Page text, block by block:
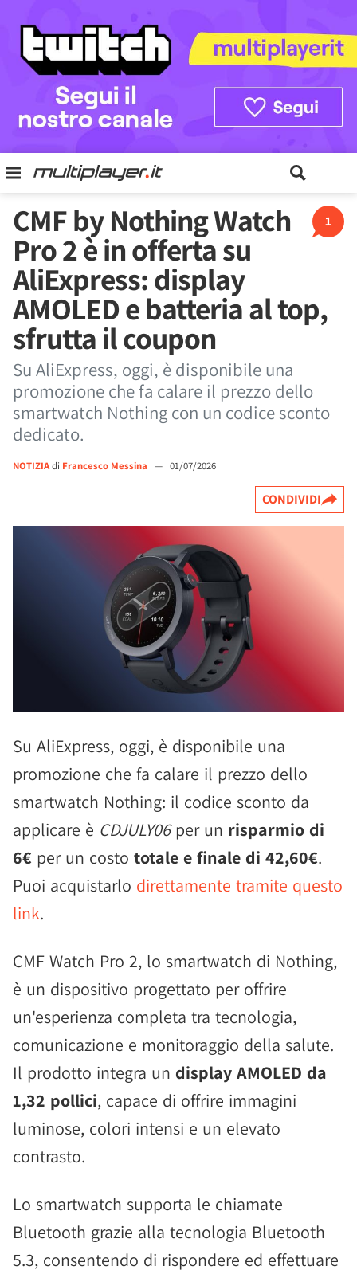
1
CMF by Nothing Watch
Pro 2 è in offerta su
AliExpress: display
AMOLED e batteria al top,
sfrutta il coupon
Su AliExpress, oggi, è disponibile una
promozione che fa calare il prezzo dello
smartwatch Nothing con un codice sconto
dedicato.
NOTIZIAdi Francesco Messina — 01/07/2026
CONDIVIDI
Su AliExpress, oggi, è disponibile una
promozione che fa calare il prezzo dello
smartwatch Nothing: il codice sconto da
applicare è CDJULY06per un risparmio di
6€ per un costo totale e finale di 42,60€.
Puoi acquistarlo direttamente tramite questo
link.
CMF Watch Pro 2, lo smartwatch di Nothing,
è un dispositivo progettato per offrire
un'esperienza completa tra tecnologia,
comunicazione e monitoraggio della salute.
Il prodotto integra un display AMOLED da
1,32 pollici, capace di offrire immagini
luminose, colori intensi e un elevato
contrasto.
Lo smartwatch supporta le chiamate
Bluetooth grazie alla tecnologia Bluetooth
5.3, consentendo di rispondere ed effettuare